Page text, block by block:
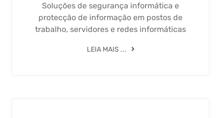
Soluções de segurança informática e
protecção de informação em postos de
trabalho, servidores e redes informáticas
LEIA MAIS ...